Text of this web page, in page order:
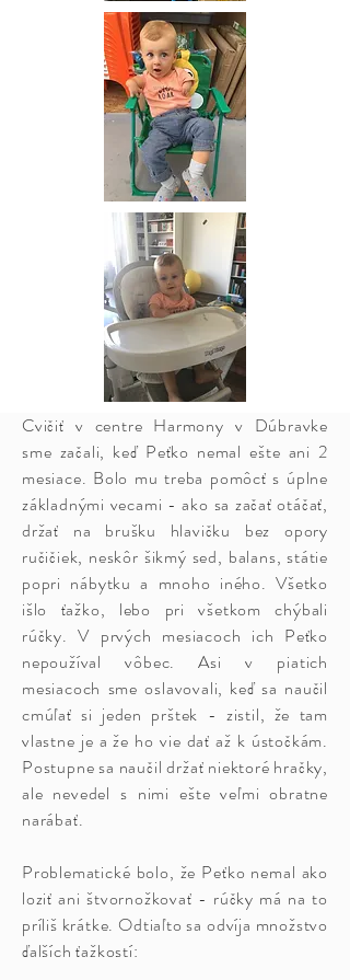
Cvičiť v centre Harmony v Dúbravke
sme začali, keď Peťko nemal ešte ani 2
mesiace. Bolo mu treba pomôcť s úplne
základnými vecami - ako sa začať otáčať,
držať na brušku hlavičku bez opory
ručičiek, neskôr šikmý sed, balans, státie
popri nábytku a mnoho iného. Všetko
išlo ťažko, lebo pri všetkom chýbali
rúčky. V prvých mesiacoch ich Peťko
nepoužíval vôbec. Asi v piatich
mesiacoch sme oslavovali, keď sa naučil
cmúľať si jeden prštek - zistil, že tam
vlastne je a že ho vie dať až k ústočkám.
Postupne sa naučil držať niektoré hračky,
ale nevedel s nimi ešte veľmi obratne
narábať.
Problematické bolo, že Peťko nemal ako
loziť ani štvornožkovať - rúčky má na to
príliš krátke. Odtiaľto sa odvíja množstvo
ďalších ťažkostí: